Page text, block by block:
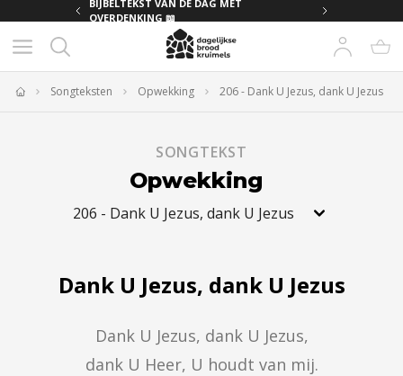
BIJBELTEKST VAN DE DAG MET
OVERDENKING 📖
Songteksten Opwekking 206 - Dank U Jezus, dank U Jezus
SONGTEKST
Opwekking
206 - Dank U Jezus, dank U Jezus
Dank U Jezus, dank U Jezus
Dank U Jezus, dank U Jezus,
dank U Heer, U houdt van mij.